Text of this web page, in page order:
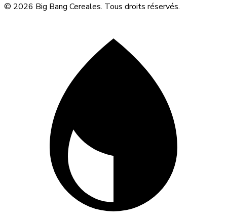
© 2026 Big Bang Cereales. Tous droits réservés.